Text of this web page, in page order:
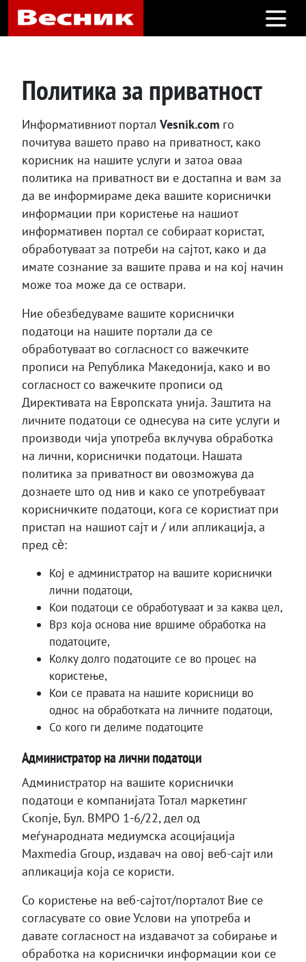
Open
Политика за приватност
Информативниот портал Vesnik.com го
почитува вашето право на приватност, како
корисник на нашите услуги и затоа оваа
политика на приватност ви е достапна и вам за
да ве информираме дека вашите кориснички
информации при користење на нашиот
информативен портал се собираат користат,
обработуваат за потреби на сајтот, како и да
имате сознание за вашите права и на кој начин
може тоа може да се оствари.
Ние обезбедуваме вашите кориснички
податоци на нашите портали да се
обработуваат во согласност со важечките
прописи на Република Македонија, како и во
согласност со важечките прописи од
Директивата на Европската унија. Заштита на
личните податоци се однесува на сите услуги и
производи чија употреба вклучува обработка
на лични, кориснички податоци. Нашата
политика за приватност ви овозможува да
дознаете што од нив и како се употребуваат
корисничките податоци, кога се користиат при
пристап на нашиот сајт и / или апликација, а
пред сѐ:
Кој е администратор на вашите кориснички
лични податоци,
Кои податоци се обработуваат и за каква цел,
Врз која основа ние вршиме обработка на
податоците,
Колку долго податоците се во процес на
користење,
Кои се правата на нашите корисници во
однос на обработката на личните податоци,
Со кого ги делиме податоците
Администратор на лични податоци
Администратор на вашите кориснички
податоци е компанијата Тотал маркетинг
Скопје, Бул. ВМРО 1-6/22, дел од
меѓународната медиумска асоцијација
Maxmedia Group, издавач на овој веб-сајт или
апликација која се користи.
Со користење на веб-сајтот/порталот Вие се
согласувате со овие Услови на употреба и
давате согласност на издавачот за собирање и
обработка на кориснички информации кои се